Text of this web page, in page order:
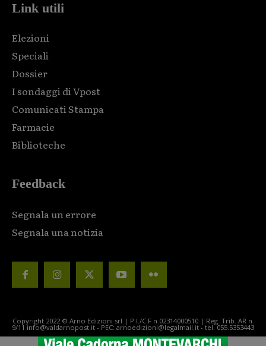
Link utili
Elezioni
Speciali
Dossier
I sondaggi di Vpost
Comunicati Stampa
Farmacie
Biblioteche
Feedback
Segnala un errore
Segnala una notizia
Copyright 2022 © Arno Edizioni srl | P.I./C.F n.02314000510 | Reg. Trib. AR n.
9/11 info@valdarnopost.it - PEC: arnoedizioni@legalmail.it - tel. 055.5353443